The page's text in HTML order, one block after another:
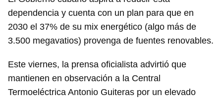
dependencia y cuenta con un plan para que en
2030 el 37% de su mix energético (algo más de
3.500 megavatios) provenga de fuentes renovables.
Este viernes, la prensa oficialista advirtió que
mantienen en observación a la Central
Termoeléctrica Antonio Guiteras por un elevado